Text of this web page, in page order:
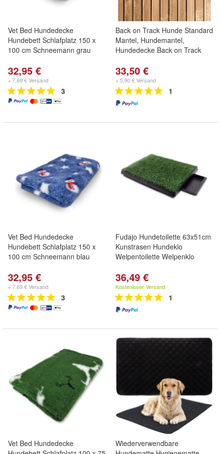
Vet Bed Hundedecke
Hundebett Schlafplatz 150 x
100 cm Schneemann grau
32,95 €
+ 7,69 € Versand
3
Back on Track Hunde Standard
Mantel, Hundemantel,
Hundedecke Back on Track
33,50 €
+ 5,90 € Versand
1
Vet Bed Hundedecke
Hundebett Schlafplatz 150 x
100 cm Schneemann blau
32,95 €
+ 7,69 € Versand
3
Fudajo Hundetoilette 63x51cm
Kunstrasen Hundeklo
Welpentoilette Welpenklo
36,49 €
Kostenloser Versand
1
Vet Bed Hundedecke
Wiederverwendbare